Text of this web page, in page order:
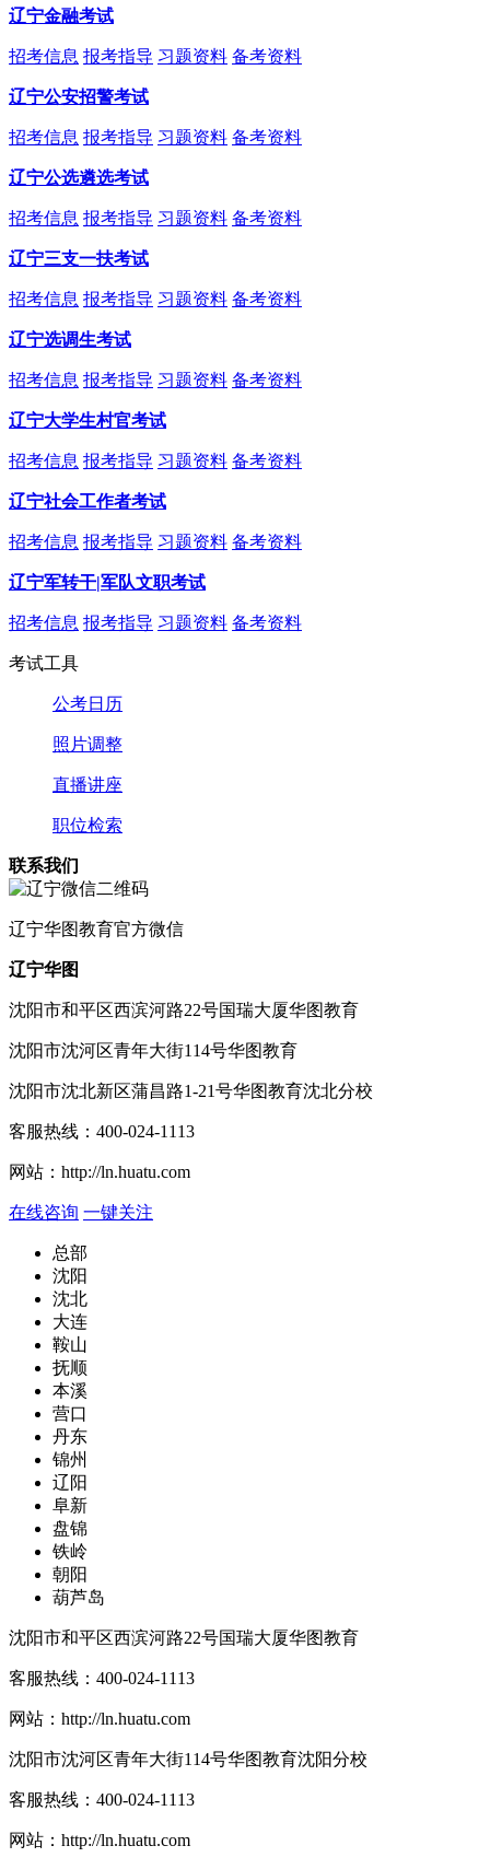
辽宁金融考试
招考信息 报考指导 习题资料 备考资料
辽宁公安招警考试
招考信息 报考指导 习题资料 备考资料
辽宁公选遴选考试
招考信息 报考指导 习题资料 备考资料
辽宁三支一扶考试
招考信息 报考指导 习题资料 备考资料
辽宁选调生考试
招考信息 报考指导 习题资料 备考资料
辽宁大学生村官考试
招考信息 报考指导 习题资料 备考资料
辽宁社会工作者考试
招考信息 报考指导 习题资料 备考资料
辽宁军转干|军队文职考试
招考信息 报考指导 习题资料 备考资料
考试工具
公考日历
照片调整
直播讲座
职位检索
联系我们
辽宁华图教育官方微信
辽宁华图
沈阳市和平区西滨河路22号国瑞大厦华图教育
沈阳市沈河区青年大街114号华图教育
沈阳市沈北新区蒲昌路1-21号华图教育沈北分校
客服热线： 400-024-1113
网站： http://ln.huatu.com
在线咨询 一键关注
总部
沈阳
沈北
大连
鞍山
抚顺
本溪
营口
丹东
锦州
辽阳
阜新
盘锦
铁岭
朝阳
葫芦岛
沈阳市和平区西滨河路22号国瑞大厦华图教育
客服热线： 400-024-1113
网站： http://ln.huatu.com
沈阳市沈河区青年大街114号华图教育沈阳分校
客服热线： 400-024-1113
网站： http://ln.huatu.com